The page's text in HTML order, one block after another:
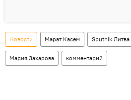
Новости Марат Касем Sputnik Литва
Мария Захарова комментарий